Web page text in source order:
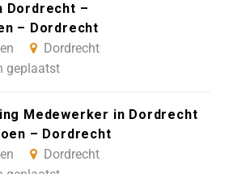
Dordrecht –
– Dordrecht
Dordrecht
geplaatst
Medewerker in Dordrecht
– Dordrecht
Dordrecht